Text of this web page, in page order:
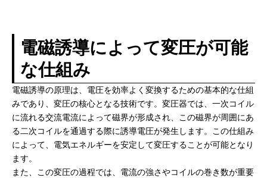
電磁誘導によって変圧が可能
な仕組み
電磁誘導の原理は、電圧を効率よく変換するための基本的な仕組
みであり、変圧の核心となる技術です。変圧器では、一次コイル
に流れる交流電流によって磁界が形成され、この磁界が周囲にあ
る二次コイルを通過する際に誘導電圧が発生します。この仕組み
によって、電気エネルギーを安定して変圧することが可能となり
ます。
また、この変圧の過程では、電流の強さやコイルの巻き数が重要